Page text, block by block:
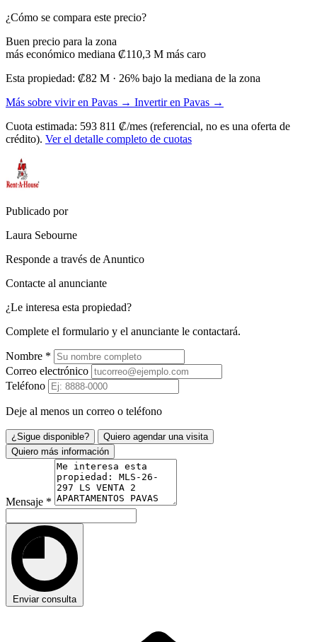
¿Cómo se compara este precio?
Buen precio para la zona
más económico mediana ₡110,3 M más caro
Esta propiedad: ₡82 M · 26% bajo la mediana de la zona
Más sobre vivir en Pavas → Invertir en Pavas →
Cuota estimada: 593 811 ₡/mes (referencial, no es una oferta de
crédito). Ver el detalle completo de cuotas
Publicado por
Laura Sebourne
Responde a través de Anuntico
Contacte al anunciante
¿Le interesa esta propiedad?
Complete el formulario y el anunciante le contactará.
Nombre *
Correo electrónico
Teléfono
Deje al menos un correo o teléfono
¿Sigue disponible?
Quiero agendar una visita
Quiero más información
Mensaje *
Enviar consulta